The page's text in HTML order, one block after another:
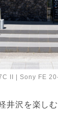
II | Sony FE
井沢を楽し